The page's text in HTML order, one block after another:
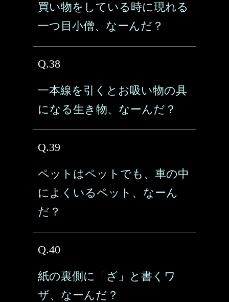
買い物をしている時に現れる
一つ目小僧、なーんだ？
Q.38
一本線を引くとお吸い物の具
になる生き物、なーんだ？
Q.39
ペットはペットでも、車の中
によくいるペット、なーん
だ？
Q.40
紙の裏側に「ざ」と書くワ
ザ、なーんだ？